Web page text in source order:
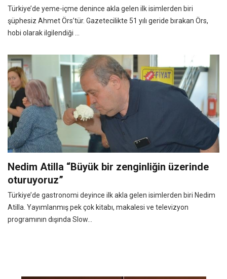
Türkiye’de yeme-içme denince akla gelen ilk isimlerden biri
şüphesiz Ahmet Örs’tür. Gazetecilikte 51 yılı geride bırakan Örs,
hobi olarak ilgilendiği ...
Nedim Atilla “Büyük bir zenginliğin üzerinde
oturuyoruz”
Türkiye’de gastronomi deyince ilk akla gelen isimlerden biri Nedim
Atilla. Yayımlanmış pek çok kitabı, makalesi ve televizyon
programının dışında Slow...